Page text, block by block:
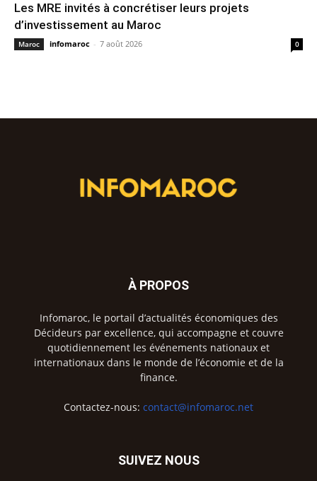
Les MRE invités à concrétiser leurs projets
d’investissement au Maroc
Maroc infomaroc - 7 août 2026 0
À PROPOS
Infomaroc, le portail d’actualités économiques des
Décideurs par excellence, qui accompagne et couvre
quotidiennement les événements nationaux et
internationaux dans le monde de l’économie et de la
finance.
Contactez-nous: contact@infomaroc.net
SUIVEZ NOUS